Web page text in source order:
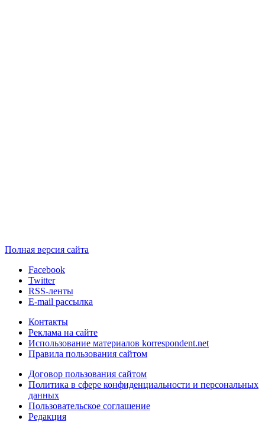
Полная версия сайта
Facebook
Twitter
RSS-ленты
E-mail рассылка
Контакты
Реклама на сайте
Использование материалов korrespondent.net
Правила пользования сайтом
Договор пользования сайтом
Политика в сфере конфиденциальности и персональных
данных
Пользовательское соглашение
Редакция